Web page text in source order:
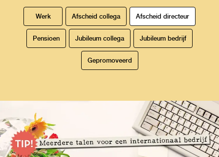
Werk Afscheid collega Afscheid directeur
Pensioen Jubileum collega Jubileum bedrijf
Gepromoveerd